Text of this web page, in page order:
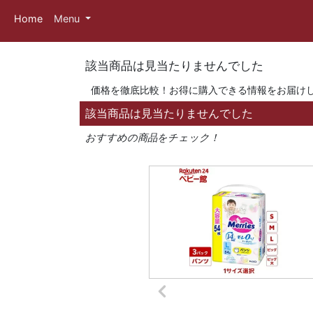
Home Menu
該当商品は見当たりませんでした
価格を徹底比較！お得に購入できる情報をお届け
該当商品は見当たりませんでした
おすすめの商品をチェック！